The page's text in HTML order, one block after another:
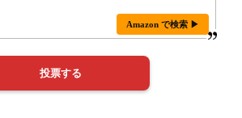
Amazon で検索 ▶